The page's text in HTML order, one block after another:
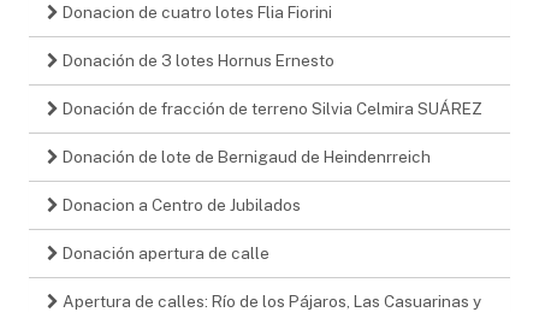
Donacion de cuatro lotes Flia Fiorini
Donación de 3 lotes Hornus Ernesto
Donación de fracción de terreno Silvia Celmira SUÁREZ
Donación de lote de Bernigaud de Heindenrreich
Donacion a Centro de Jubilados
Donación apertura de calle
Apertura de calles: Río de los Pájaros, Las Casuarinas y